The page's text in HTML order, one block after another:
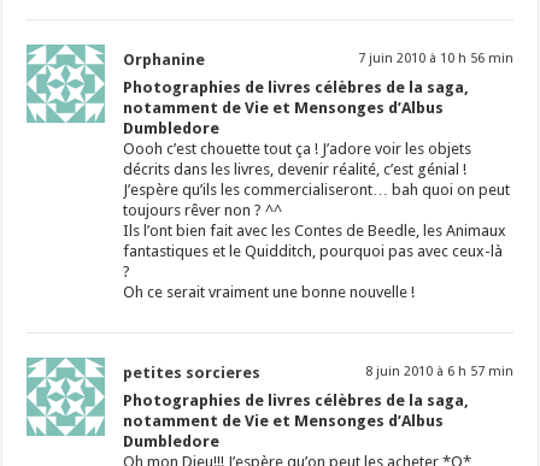
Orphanine 7 juin 2010 à 10 h 56 min
Photographies de livres célèbres de la saga,
notamment de Vie et Mensonges d’Albus
Dumbledore
Oooh c’est chouette tout ça ! J’adore voir les objets
décrits dans les livres, devenir réalité, c’est génial !
J’espère qu’ils les commercialiseront… bah quoi on peut
toujours rêver non ? ^^
Ils l’ont bien fait avec les Contes de Beedle, les Animaux
fantastiques et le Quidditch, pourquoi pas avec ceux-là
?
Oh ce serait vraiment une bonne nouvelle !
petites sorcieres 8 juin 2010 à 6 h 57 min
Photographies de livres célèbres de la saga,
notamment de Vie et Mensonges d’Albus
Dumbledore
Oh mon Dieu!!! J’espère qu’on peut les acheter *O*